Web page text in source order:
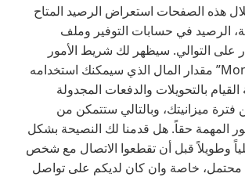
هذه الصفحات استعراض الرصيد المتاح
الرصيد في حسابات التوفير وملف
على التوالي. سيظهر لك شريط الأمور
المالية “Money bar” مقدار المال الذي سيمكنك استخدامه
القيام بالتحويلات والدفعات المجدولة
ميزانيتك، وبالتالي ستتمكن من
المهمة حقاً. هل قدمنا لك النصيحة بشكل
وطويلاً قبل أن تقطعوا الاتصال مع شخص
محتمل، خاصة وان كان لديكم على تواصل